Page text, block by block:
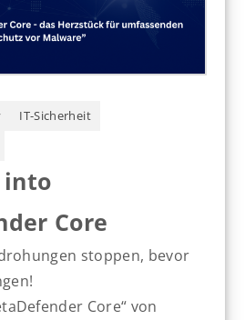
IT-Sicherheit
into
Core
stoppen, bevor
Core“ von